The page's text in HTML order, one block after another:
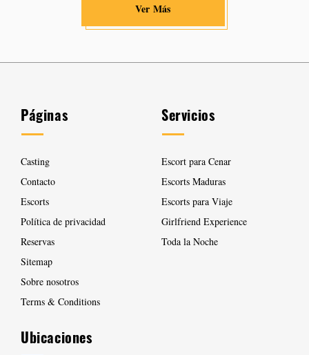
Ver Más
Páginas
Casting
Contacto
Escorts
Política de privacidad
Reservas
Sitemap
Sobre nosotros
Terms & Conditions
Servicios
Escort para Cenar
Escorts Maduras
Escorts para Viaje
Girlfriend Experience
Toda la Noche
Ubicaciones